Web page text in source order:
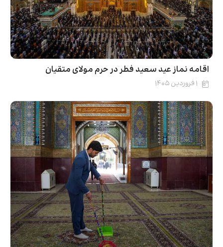
اقامه نماز عید سعید فطر در حرم مولای متقیان
۱ فروردین ۱۴۰۵